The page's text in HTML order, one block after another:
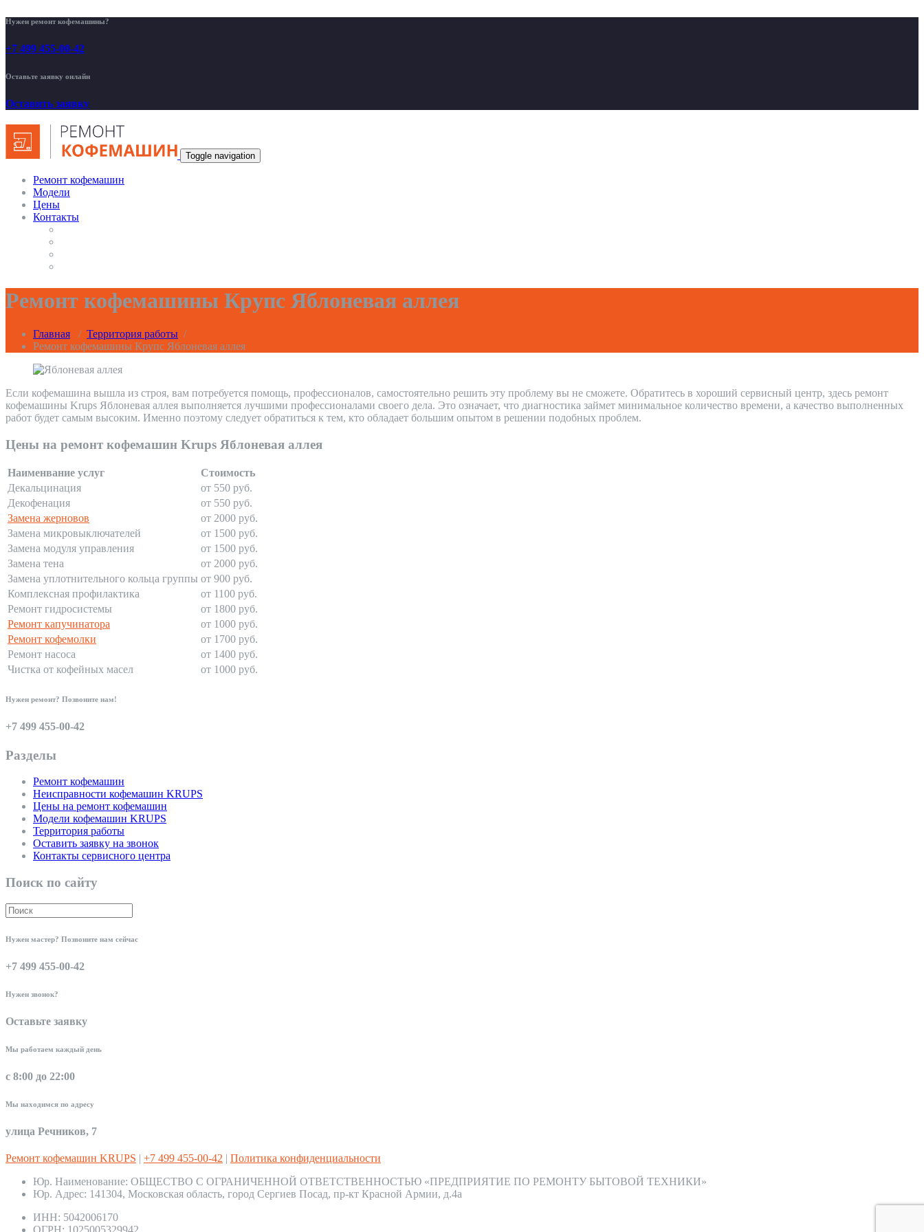
Нужен ремонт кофемашины?
+7 499 455-00-42
Оставьте заявку онлайн
Оставить заявку
Toggle navigation
Ремонт кофемашин
Модели
Цены
Контакты
Ремонт кофемашины Крупс Яблоневая аллея
Главная / Территория работы /
Ремонт кофемашины Крупс Яблоневая аллея
Если кофемашина вышла из строя, вам потребуется помощь, профессионалов, самостоятельно решить эту проблему вы не сможете. Обратитесь в хороший сервисный центр, здесь ремонт
кофемашины Krups Яблоневая аллея выполняется лучшими профессионалами своего дела. Это означает, что диагностика займет минимальное количество времени, а качество выполненных
работ будет самым высоким. Именно поэтому следует обратиться к тем, кто обладает большим опытом в решении подобных проблем.
Цены на ремонт кофемашин Krups Яблоневая аллея
Наименвание услуг
Стоимость
Декальцинация
от 550 руб.
Декофенация
от 550 руб.
Замена жерновов
от 2000 руб.
Замена микровыключателей
от 1500 руб.
Замена модуля управления
от 1500 руб.
Замена тена
от 2000 руб.
Замена уплотнительного кольца группы от 900 руб.
Комплексная профилактика
от 1100 руб.
Ремонт гидросистемы
от 1800 руб.
Ремонт капучинатора
от 1000 руб.
Ремонт кофемолки
от 1700 руб.
Ремонт насоса
от 1400 руб.
Чистка от кофейных масел
от 1000 руб.
Нужен ремонт? Позвоните нам!
+7 499 455-00-42
Разделы
Ремонт кофемашин
Неисправности кофемашин KRUPS
Цены на ремонт кофемашин
Модели кофемашин KRUPS
Территория работы
Оставить заявку на звонок
Контакты сервисного центра
Поиск по сайту
Нужен мастер? Позвоните нам сейчас
+7 499 455-00-42
Нужен звонок?
Оставьте заявку
Мы работаем каждый день
с 8:00 до 22:00
Мы находимся по адресу
улица Речников, 7
Ремонт кофемашин KRUPS | +7 499 455-00-42 | Политика конфиденциальности
Юр. Наименование: ОБЩЕСТВО С ОГРАНИЧЕННОЙ ОТВЕТСТВЕННОСТЬЮ «ПРЕДПРИЯТИЕ ПО РЕМОНТУ БЫТОВОЙ ТЕХНИКИ»
Юр. Адрес: 141304, Московская область, город Сергиев Посад, пр-кт Красной Армии, д.4а
ИНН: 5042006170
ОГРН: 1025005329942